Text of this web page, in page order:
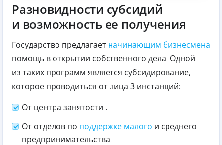
Разновидности субсидий
и возможность ее получения
Государство предлагает начинающим бизнесмена
помощь в открытии собственного дела. Одной
из таких программ является субсидирование,
которое проводиться от лица 3 инстанций:
От центра занятости .
От отделов по поддержке малого и среднего
предпринимательства.